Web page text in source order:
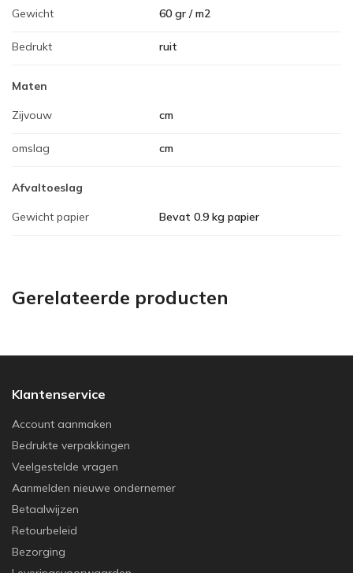
Gewicht 60 gr / m2
Bedrukt ruit
Maten
Zijvouw cm
omslag cm
Afvaltoeslag
Gewicht papier Bevat 0.9 kg papier
Gerelateerde producten
Klantenservice
Account aanmaken
Bedrukte verpakkingen
Veelgestelde vragen
Aanmelden nieuwe ondernemer
Betaalwijzen
Retourbeleid
Bezorging